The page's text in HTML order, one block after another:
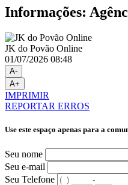
Informações:
JK do Povão Online
01/07/2026 08:48
A-
A+
IMPRIMIR
REPORTAR ERROS
Use este espaço apenas para a
Seu nome
Seu e-mail
Seu Telefone